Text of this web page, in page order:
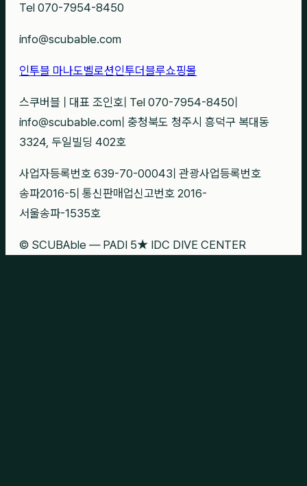
Tel 070-7954-8450
info@scubable.com
인투블 마나도벨로션인투더블루쇼핑몰
스쿠버블 대표 조인호 Tel 070-7954-8450
info@scubable.com 충청북도 청주시 흥덕구 복대동
3324, 두일빌딩 402호
사업자등록번호 639-70-00043 관광사업등록번호
송파2016-5 통신판매업신고번호 2016-
서울송파-1535호
© SCUBAble — PADI 5★ IDC DIVE CENTER